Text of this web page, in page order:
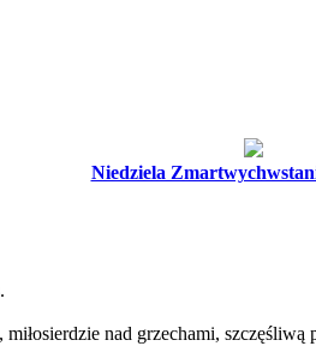
Niedziela
nad grzechami, szczęśliwą